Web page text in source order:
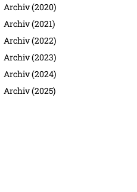
Archiv (2020)
Archiv (2021)
Archiv (2022)
Archiv (2023)
Archiv (2024)
Archiv (2025)